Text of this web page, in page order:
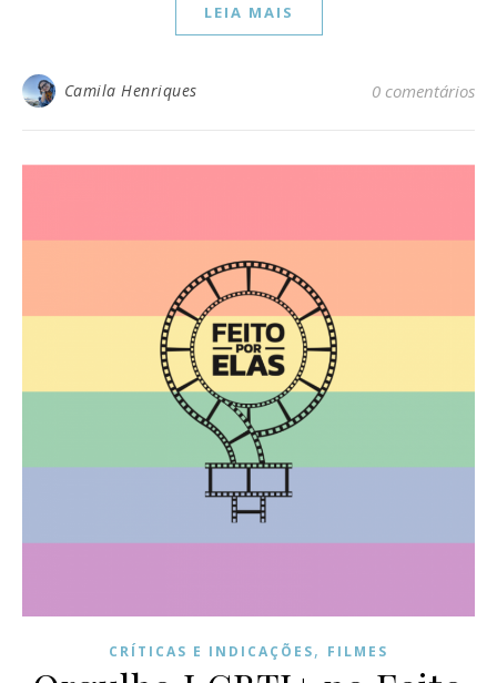
LEIA MAIS
Camila Henriques 0 comentários
CRÍTICAS E INDICAÇÕES, FILMES